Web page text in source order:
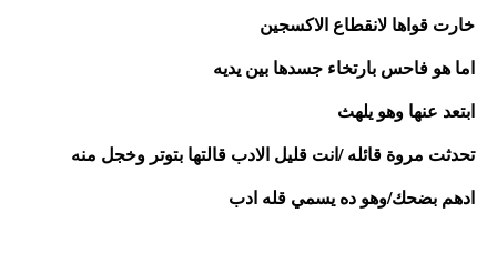
خارت قواها لانقطاع الاكسجين
اما هو فاحس بارتخاء جسدها بين يديه
ابتعد عنها وهو يلهث
تحدثت مروة قائله /انت قليل الادب قالتها بتوتر وخجل منه
ادهم بضحك/وهو ده يسمي قله ادب